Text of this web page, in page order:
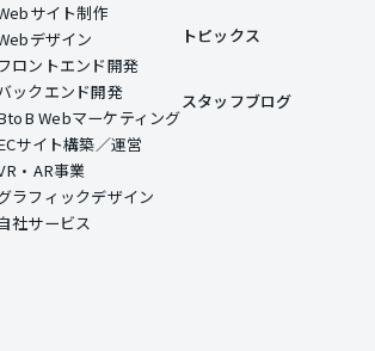
サイト制作
サイト制作
デザイン
デザイン
ロントエンド開発
フロントエンド開発
ックエンド開発
ックエンド開発
Webマーケティング
Webマーケティング
サイト構築／運営
サイト構築／運営
・AR事業
・AR事業
ラフィックデザイン
ラフィックデザイン
社サービス
トピックス
スタッフブログ